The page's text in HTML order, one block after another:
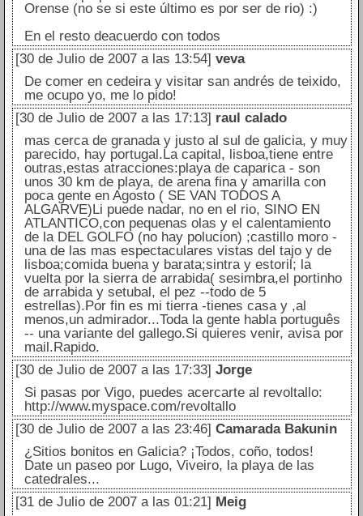
Orense (no se si este último es por ser de rio) :)
En el resto deacuerdo con todos
[30 de Julio de 2007 a las 13:54] veva
De comer en cedeira y visitar san andrés de teixido,
me ocupo yo, me lo pido!
[30 de Julio de 2007 a las 17:13] raul calado
mas cerca de granada y justo al sul de galicia, y muy
parecido, hay portugal.La capital, lisboa,tiene entre
outras,estas atracciones:playa de caparica - son
unos 30 km de playa, de arena fina y amarilla con
poca gente en Agosto ( SE VAN TODOS A
ALGARVE)Li puede nadar, no en el rio, SINO EN
ATLANTICO,con pequenas olas y el calentamiento
de la DEL GOLFO (no hay polucion) ;castillo moro -
una de las mas espectaculares vistas del tajo y de
lisboa;comida buena y barata;sintra y estoril; la
vuelta por la sierra de arrabida( sesimbra,el portinho
de arrabida y setubal, el pez --todo de 5
estrellas).Por fin es mi tierra -tienes casa y ,al
menos,un admirador...Toda la gente habla português
-- una variante del gallego.Si quieres venir, avisa por
mail.Rapido.
[30 de Julio de 2007 a las 17:33] Jorge
Si pasas por Vigo, puedes acercarte al revoltallo:
http://www.myspace.com/revoltallo
[30 de Julio de 2007 a las 23:46] Camarada Bakunin
¿Sitios bonitos en Galicia? ¡Todos, coño, todos!
Date un paseo por Lugo, Viveiro, la playa de las
catedrales...
[31 de Julio de 2007 a las 01:21] Meig